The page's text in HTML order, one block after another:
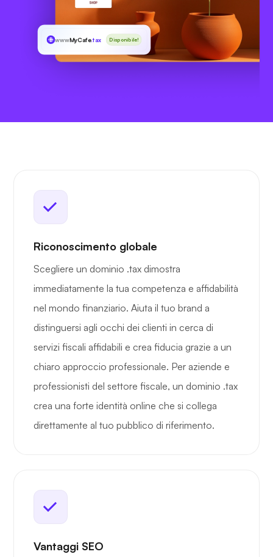
wwwMyCafe.tax Disponibile!
Riconoscimento globale
Scegliere un dominio .tax dimostra
immediatamente la tua competenza e affidabilità
nel mondo finanziario. Aiuta il tuo brand a
distinguersi agli occhi dei clienti in cerca di
servizi fiscali affidabili e crea fiducia grazie a un
chiaro approccio professionale. Per aziende e
professionisti del settore fiscale, un dominio .tax
crea una forte identità online che si collega
direttamente al tuo pubblico di riferimento.
Vantaggi SEO